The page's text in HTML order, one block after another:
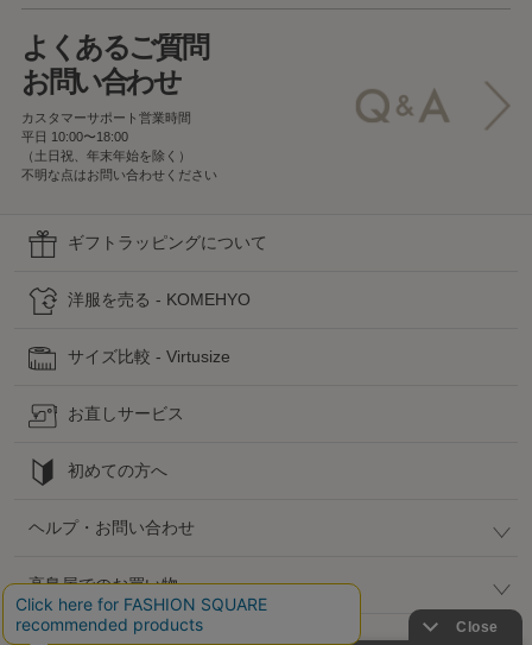
よくあるご質問
お問い合わせ
カスタマーサポート営業時間
平日 10:00〜18:00
（土日祝、年末年始を除く）
不明な点はお問い合わせください
ギフトラッピングについて
洋服を売る - KOMEHYO
サイズ比較 - Virtusize
お直しサービス
初めての方へ
ヘルプ・お問い合わせ
高島屋でのお買い物
公式SNS